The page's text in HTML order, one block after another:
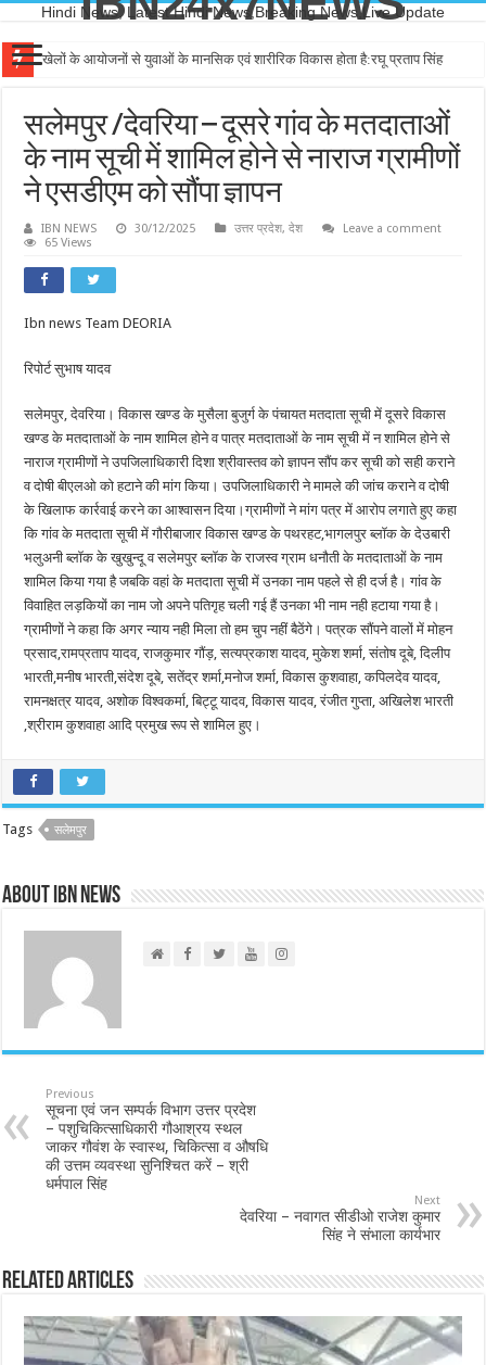
Hindi News, Latest Hindi News,Breaking News,Live Update
खेलों के आयोजनों से युवाओं के मानसिक एवं शारीरिक विकास होता है:रघू प्रताप सिंह
सलेमपुर /देवरिया – दूसरे गांव के मतदाताओं
के नाम सूची में शामिल होने से नाराज ग्रामीणों
ने एसडीएम को सौंपा ज्ञापन
IBN NEWS 30/12/2025 उत्तर प्रदेश,देश
Leave a comment
65 Views
Ibn news Team DEORIA
रिपोर्ट सुभाष यादव
सलेमपुर, देवरिया। विकास खण्ड के मुसैला बुजुर्ग के पंचायत मतदाता सूची में दूसरे विकास
खण्ड के मतदाताओं के नाम शामिल होने व पात्र मतदाताओं के नाम सूची में न शामिल होने से
नाराज ग्रामीणों ने उपजिलाधिकारी दिशा श्रीवास्तव को ज्ञापन सौंप कर सूची को सही कराने
व दोषी बीएलओ को हटाने की मांग किया। उपजिलाधिकारी ने मामले की जांच कराने व दोषी
के खिलाफ कार्रवाई करने का आश्वासन दिया।ग्रामीणों ने मांग पत्र में आरोप लगाते हुए कहा
कि गांव के मतदाता सूची में गौरीबाजार विकास खण्ड के पथरहट,भागलपुर ब्लॉक के देउबारी
भलुअनी ब्लॉक के खुखुन्दू व सलेमपुर ब्लॉक के राजस्व ग्राम धनौती के मतदाताओं के नाम
शामिल किया गया है जबकि वहां के मतदाता सूची में उनका नाम पहले से ही दर्ज है। गांव के
विवाहित लड़कियों का नाम जो अपने पतिगृह चली गई हैं उनका भी नाम नही हटाया गया है।
ग्रामीणों ने कहा कि अगर न्याय नही मिला तो हम चुप नहीं बैठेंगे। पत्रक सौंपने वालों में मोहन
प्रसाद,रामप्रताप यादव, राजकुमार गौंड़, सत्यप्रकाश यादव, मुकेश शर्मा, संतोष दूबे, दिलीप
भारती,मनीष भारती,संदेश दूबे, सतेंद्र शर्मा,मनोज शर्मा, विकास कुशवाहा, कपिलदेव यादव,
रामनक्षत्र यादव, अशोक विश्वकर्मा, बिट्टू यादव, विकास यादव, रंजीत गुप्ता, अखिलेश भारती
,श्रीराम कुशवाहा आदि प्रमुख रूप से शामिल हुए।
Tags सलेमपुर
About IBN NEWS
Previous
सूचना एवं जन सम्पर्क विभाग उत्तर प्रदेश
– पशुचिकित्साधिकारी गौआश्रय स्थल
जाकर गौवंश के स्वास्थ, चिकित्सा व औषधि
की उत्तम व्यवस्था सुनिश्चित करें – श्री
धर्मपाल सिंह
Next
देवरिया – नवागत सीडीओ राजेश कुमार
सिंह ने संभाला कार्यभार
Related Articles